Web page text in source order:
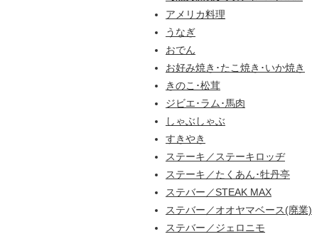
アメリカ料理
うなぎ
おでん
お好み焼き･たこ焼き･いか焼き
きのこ･松茸
ジビエ･ラム･馬肉
しゃぶしゃぶ
すきやき
ステーキ／ステーキロッヂ
ステーキ／たくあん･牡丹亭
ステバー／STEAK MAX
ステバー／オオヤマベース(廃業)
ステバー／ジェロニモ